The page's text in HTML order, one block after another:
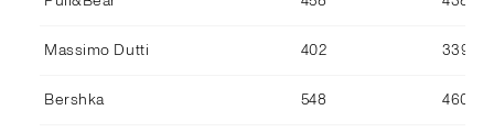
Massimo Dutti 402 339
Bershka 548 460